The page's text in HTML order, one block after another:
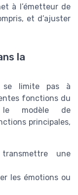
à l’émetteur de
et d’ajuster
la
se limite pas à
fonctions du
le modèle de
principales,
une
les émotions ou